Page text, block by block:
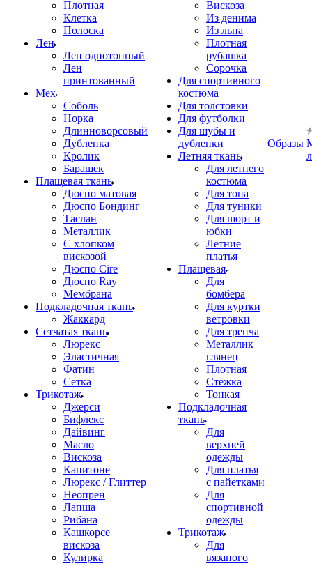
Плотная
Клетка
Полоска
Лен
Лен однотонный
Лен
принтованный
Мех
Соболь
Норка
Длинноворсовый
Дубленка
Кролик
Барашек
Плащевая ткань
Дюспо матовая
Дюспо Бондинг
Таслан
Металлик
С хлопком
вискозой
Дюспо Cire
Дюспо Ray
Мембрана
Подкладочная ткань
Жаккард
Сетчатая ткань
Люрекс
Эластичная
Фатин
Сетка
Трикотаж
Джерси
Бифлекс
Дайвинг
Масло
Вискоза
Капитоне
Люрекс / Глиттер
Неопрен
Лапша
Рибана
Кашкорсе
вискоза
Кулирка
Вискоза
Из денима
Из льна
Плотная
рубашка
Сорочка
Для спортивного
костюма
Для толстовки
Для футболки
Для шубы и
дубленки
Летняя ткань
Для летнего
костюма
Для топа
Для туники
Для шорт и
юбки
Летние
платья
Плащевая
Для
бомбера
Для куртки
ветровки
Для тренча
Металлик
глянец
Плотная
Стежка
Тонкая
Подкладочная
ткань
Для
верхней
одежды
Для платья
с пайетками
Для
спортивной
одежды
Трикотаж
Для
вязаного
Образы